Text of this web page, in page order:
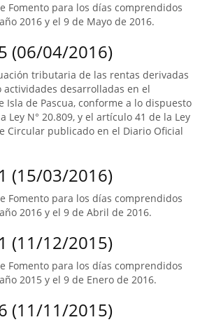
Fomento para los días comprendidos
2016 y el 9 de Mayo de 2016.
(06/04/2016)
tributaria de las rentas derivadas
desarrolladas en el
Isla de Pascua, conforme a lo dispuesto
Ley N° 20.809, y el artículo 41 de la Ley
Circular publicado en el Diario Oficial
(15/03/2016)
Fomento para los días comprendidos
2016 y el 9 de Abril de 2016.
(11/12/2015)
Fomento para los días comprendidos
2015 y el 9 de Enero de 2016.
(11/11/2015)